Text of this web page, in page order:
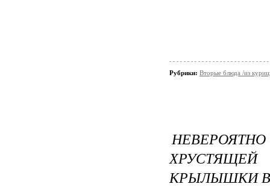
Рубрики: Вторые блюда /из
КРЫЛЫШКИ В